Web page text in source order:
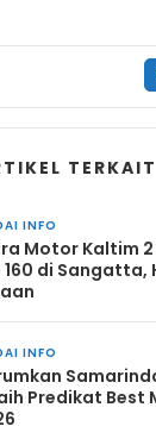
TERKAIT
INFO
Motor Kaltim 2
160 di Sangatta,
INFO
Predikat Best